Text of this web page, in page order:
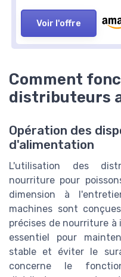
Voir l'offre
Comment
distributeurs
Opération des
d'alimentation
L'utilisation des
nourriture pour
dimension à
machines sont
précises de nourriture
essentiel pour
stable et éviter le
concerne le